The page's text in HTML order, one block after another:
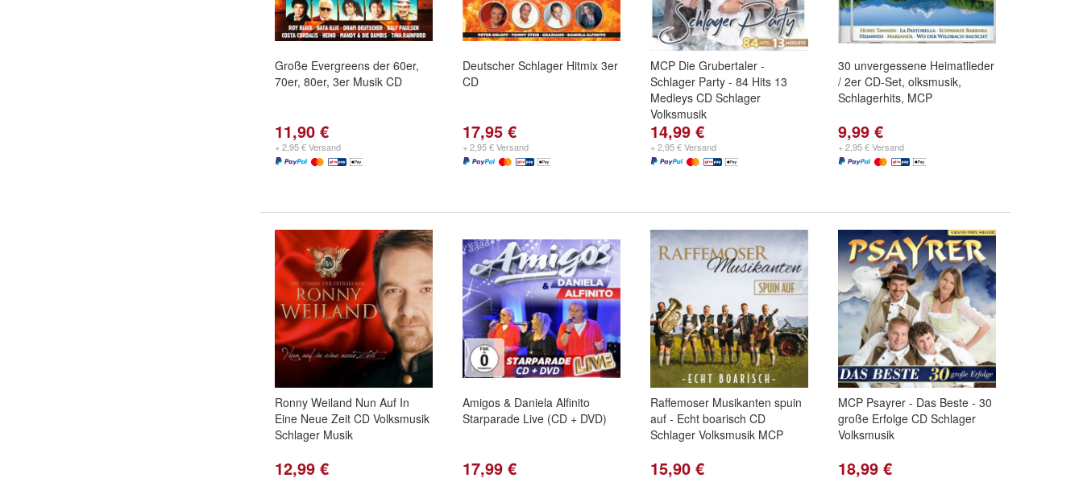
Große Evergreens der 60er,
70er, 80er, 3er Musik CD
11,90 €
+ 2,95 € Versand
Deutscher Schlager Hitmix 3er
CD
17,95 €
+ 2,95 € Versand
MCP Die Grubertaler -
Schlager Party - 84 Hits 13
Medleys CD Schlager
Volksmusik
14,99 €
+ 2,95 € Versand
30 unvergessene Heimatlieder
/ 2er CD-Set, olksmusik,
Schlagerhits, MCP
9,99 €
+ 2,95 € Versand
Ronny Weiland Nun Auf In
Eine Neue Zeit CD Volksmusik
Schlager Musik
12,99 €
Amigos & Daniela Alfinito
Starparade Live (CD + DVD)
17,99 €
Raffemoser Musikanten spuin
auf - Echt boarisch CD
Schlager Volksmusik MCP
15,90 €
MCP Psayrer - Das Beste - 30
große Erfolge CD Schlager
Volksmusik
18,99 €